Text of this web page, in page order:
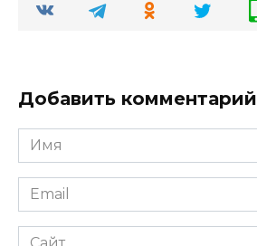
Добавить комментарий
Имя
Email
Сайт